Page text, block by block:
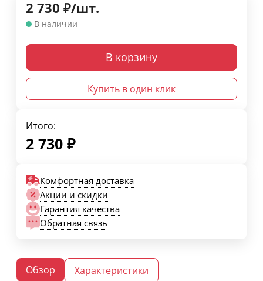
2 730 ₽/шт.
В наличии
В корзину
Купить в один клик
Итого:
2 730 ₽
Комфортная доставка
Акции и скидки
Гарантия качества
Обратная связь
Обзор Характеристики